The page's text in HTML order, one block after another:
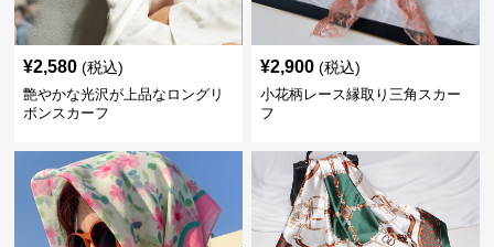
¥2,580 (税込)
艶やかな光沢が上品なロングリ
ボンスカーフ
¥2,900 (税込)
小花柄レース縁取り三角スカー
フ